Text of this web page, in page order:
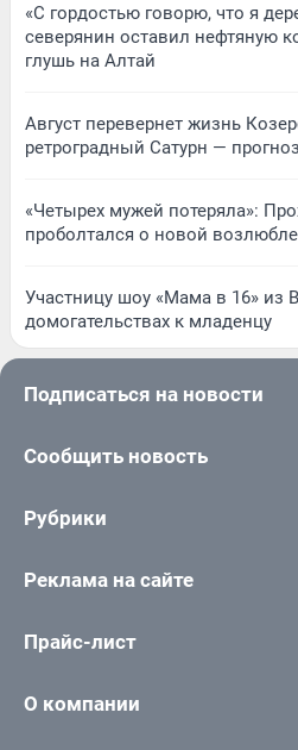
«С гордостью говорю, что я
северянин оставил нефтяную
глушь на Алтай
Август перевернет жизнь
ретроградный Сатурн — прогноз
«Четырех мужей потеряла»:
проболтался о новой
Участницу шоу «Мама в 16» из
домогательствах к младенцу
Подписаться на новости
Сообщить новость
Рубрики
Реклама на сайте
Прайс-лист
О компании